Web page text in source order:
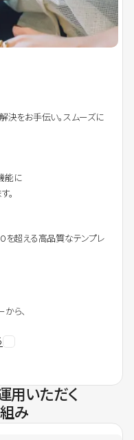
決をお手伝い。スムーズに
能に
。
を超える高品質なテンプレ
ら、
用いただく
み